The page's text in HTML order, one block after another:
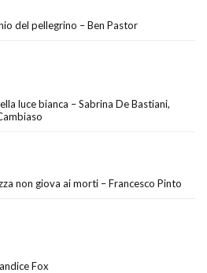
del pellegrino – Ben Pastor
luce bianca – Sabrina De Bastiani,
non giova ai morti – Francesco Pinto
Fox